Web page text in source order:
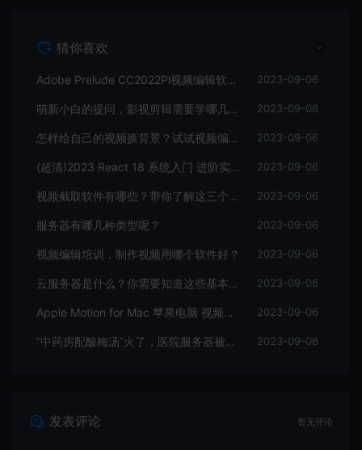
猜你喜欢
Adobe Prelude CC2022Pl视频编辑软件中文直装版 2023-09-06
萌新小白的提问，影视剪辑需要学哪几个软件？ 2023-09-06
怎样给自己的视频换背景？试试视频编辑软件 2023-09-06
(超清)2023 React 18 系统入门 进阶实战《欢乐购》 2023-09-06
视频截取软件有哪些？带你了解这三个视频编辑软件 2023-09-06
服务器有哪几种类型呢？ 2023-09-06
视频编辑培训，制作视频用哪个软件好？ 2023-09-06
云服务器是什么？你需要知道这些基本知识 2023-09-06
Apple Motion for Mac 苹果电脑 视频编辑软件 2023-09-06
“中药房配酸梅汤”火了，医院服务器被挤爆，网友：更适合中国宝宝体质 2023-09-06
发表评论 暂无评论